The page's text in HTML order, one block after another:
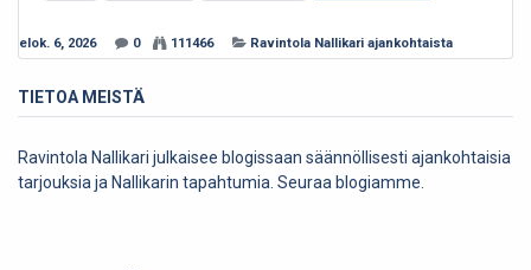
elok. 6, 2026 0 111466 Ravintola Nallikari ajankohtaista
TIETOA MEISTÄ
Ravintola Nallikari julkaisee blogissaan säännöllisesti ajankohtaisia
tarjouksia ja Nallikarin tapahtumia. Seuraa blogiamme.